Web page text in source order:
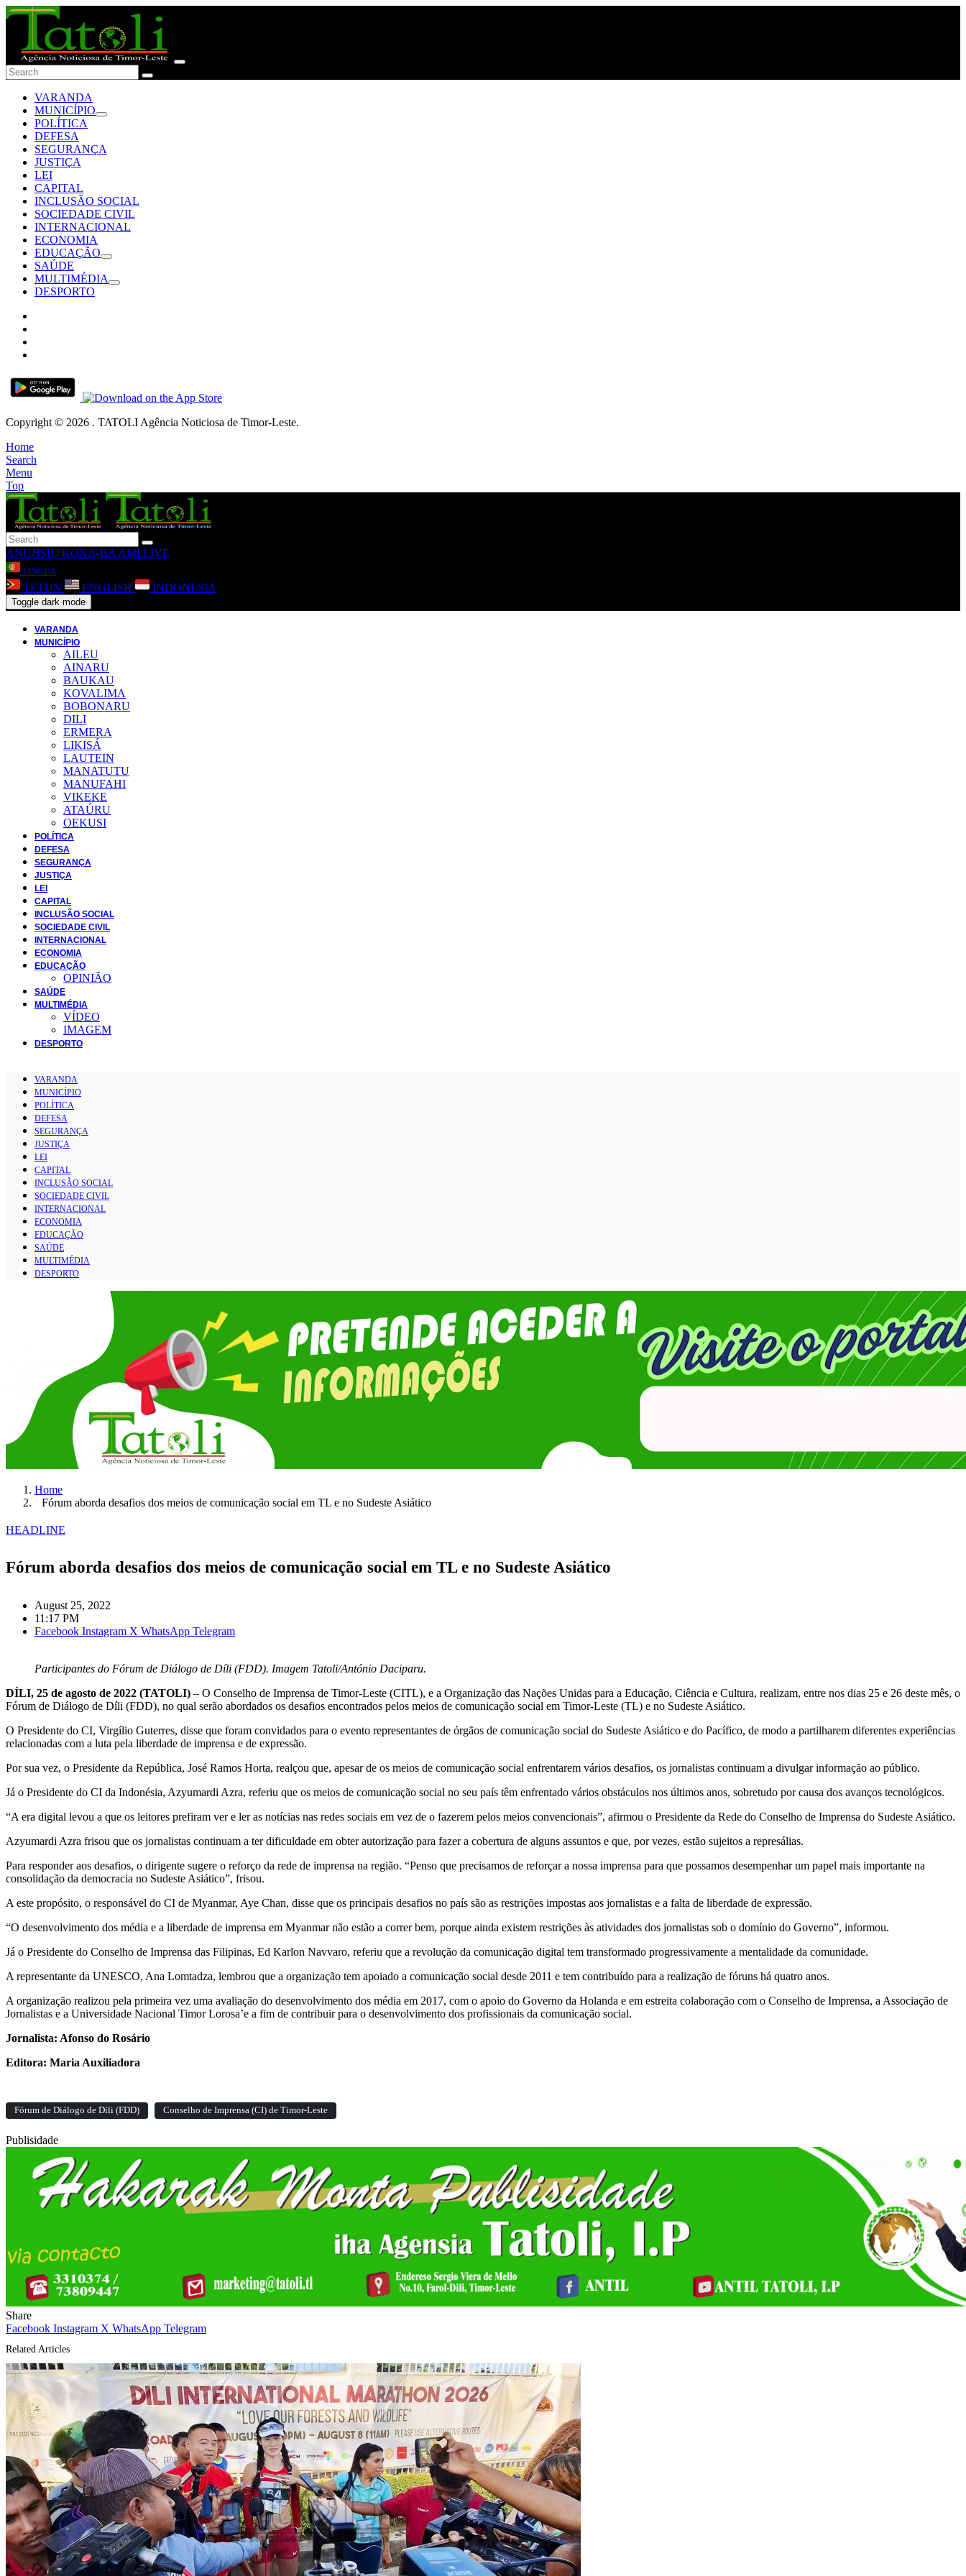
VARANDA
MUNICÍPIO
POLÍTICA
DEFESA
SEGURANÇA
JUSTIÇA
LEI
CAPITAL
INCLUSÃO SOCIAL
SOCIEDADE CIVIL
INTERNACIONAL
ECONOMIA
EDUCAÇÃO
SAÚDE
MULTIMÉDIA
DESPORTO
Copyright © 2026 . TATOLI Agência Noticiosa de Timor-Leste.
Home
Search
Menu
Top
ANUNSIU KONA-BA AMI LIVE
LINGUA
TETUN ENGLISH INDONESIA
Toggle dark mode
VARANDA
MUNICÍPIO
AILEU
AINARU
BAUKAU
KOVALIMA
BOBONARU
DILI
ERMERA
LIKISÁ
LAUTEIN
MANATUTU
MANUFAHI
VIKEKE
ATAÚRU
OEKUSI
POLÍTICA
DEFESA
SEGURANÇA
JUSTIÇA
LEI
CAPITAL
INCLUSÃO SOCIAL
SOCIEDADE CIVIL
INTERNACIONAL
ECONOMIA
EDUCAÇÃO
OPINIÃO
SAÚDE
MULTIMÉDIA
VÍDEO
IMAGEM
DESPORTO
VARANDA
MUNICÍPIO
POLÍTICA
DEFESA
SEGURANÇA
JUSTIÇA
LEI
CAPITAL
INCLUSÃO SOCIAL
SOCIEDADE CIVIL
INTERNACIONAL
ECONOMIA
EDUCAÇÃO
SAÚDE
MULTIMÉDIA
DESPORTO
Home
Fórum aborda desafios dos meios de comunicação social em TL e no Sudeste Asiático
HEADLINE
Fórum aborda desafios dos meios de comunicação social em TL e no Sudeste Asiático
August 25, 2022
11:17 PM
Facebook Instagram X WhatsApp Telegram
Participantes do Fórum de Diálogo de Díli (FDD). Imagem Tatoli/António Daciparu.
DÍLI, 25 de agosto de 2022 (TATOLI) – O Conselho de Imprensa de Timor-Leste (CITL), e a Organização das Nações Unidas para a Educação, Ciência e Cultura, realizam, entre nos dias 25 e 26 deste mês, o
Fórum de Diálogo de Díli (FDD), no qual serão abordados os desafios encontrados pelos meios de comunicação social em Timor-Leste (TL) e no Sudeste Asiático.
O Presidente do CI, Virgílio Guterres, disse que foram convidados para o evento representantes de órgãos de comunicação social do Sudeste Asiático e do Pacífico, de modo a partilharem diferentes experiências
relacionadas com a luta pela liberdade de imprensa e de expressão.
Por sua vez, o Presidente da República, José Ramos Horta, realçou que, apesar de os meios de comunicação social enfrentarem vários desafios, os jornalistas continuam a divulgar informação ao público.
Já o Presidente do CI da Indonésia, Azyumardi Azra, referiu que os meios de comunicação social no seu país têm enfrentado vários obstáculos nos últimos anos, sobretudo por causa dos avanços tecnológicos.
“A era digital levou a que os leitores prefiram ver e ler as notícias nas redes sociais em vez de o fazerem pelos meios convencionais”, afirmou o Presidente da Rede do Conselho de Imprensa do Sudeste Asiático.
Azyumardi Azra frisou que os jornalistas continuam a ter dificuldade em obter autorização para fazer a cobertura de alguns assuntos e que, por vezes, estão sujeitos a represálias.
Para responder aos desafios, o dirigente sugere o reforço da rede de imprensa na região. “Penso que precisamos de reforçar a nossa imprensa para que possamos desempenhar um papel mais importante na
consolidação da democracia no Sudeste Asiático”, frisou.
A este propósito, o responsável do CI de Myanmar, Aye Chan, disse que os principais desafios no país são as restrições impostas aos jornalistas e a falta de liberdade de expressão.
“O desenvolvimento dos média e a liberdade de imprensa em Myanmar não estão a correr bem, porque ainda existem restrições às atividades dos jornalistas sob o domínio do Governo”, informou.
Já o Presidente do Conselho de Imprensa das Filipinas, Ed Karlon Navvaro, referiu que a revolução da comunicação digital tem transformado progressivamente a mentalidade da comunidade.
A representante da UNESCO, Ana Lomtadza, lembrou que a organização tem apoiado a comunicação social desde 2011 e tem contribuído para a realização de fóruns há quatro anos.
A organização realizou pela primeira vez uma avaliação do desenvolvimento dos média em 2017, com o apoio do Governo da Holanda e em estreita colaboração com o Conselho de Imprensa, a Associação de
Jornalistas e a Universidade Nacional Timor Lorosa’e a fim de contribuir para o desenvolvimento dos profissionais da comunicação social.
Jornalista: Afonso do Rosário
Editora: Maria Auxiliadora
Fórum de Diálogo de Díli (FDD) Conselho de Imprensa (CI) de Timor-Leste
Publisidade
Share
Facebook Instagram X WhatsApp Telegram
Related Articles